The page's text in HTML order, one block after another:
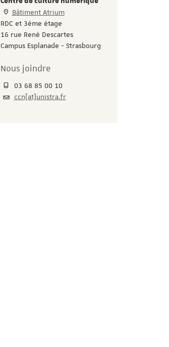
Bâtiment Atrium
RDC et 3ème étage
16 rue René Descartes
Campus Esplanade - Strasbourg
Nous joindre
03 68 85 00 10
ccn[at]unistra.fr